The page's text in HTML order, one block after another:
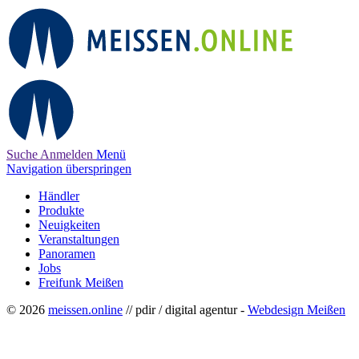
Suche Anmelden Menü
Navigation überspringen
Händler
Produkte
Neuigkeiten
Veranstaltungen
Panoramen
Jobs
Freifunk Meißen
© 2026 meissen.online // pdir / digital agentur - Webdesign Meißen